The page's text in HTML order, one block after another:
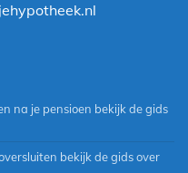
na je pensioen bekijk de gids
bekijk de gids over